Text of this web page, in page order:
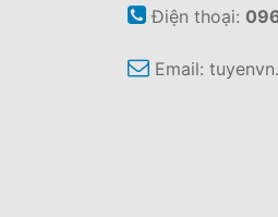
Điện thoại:
Email: